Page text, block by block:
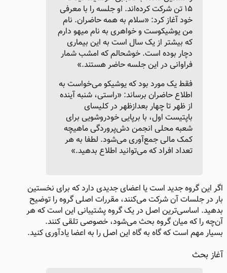
۱۵ تن شرکت کرده‌اند. او جلسه را با معرفی
خود آغاز کرد: «سلام به همه حاضران. نام
من یوشیکوست و خواهری به نام میهو دارم
که بیشتر از یک سال است به این بیماری
دچار بوده است. خوشحالم که امشب شمار
فراوانی در این جلسه حاضر هستند.»
فقط یک مورد بود که یوشیکو می‌خواست به
اطلاع حاضران برساند: «راستی، شنبه آینده
از ظهر تا چهار بعدازظهر در کلیسای
باپتیست اول، با برپایی خودروشویی برای
شعبه محلی انجمن دش‌پروردگی ماهیچه
کمک مالی جمع‌آوری می‌شود. لطفا به هر
تعداد افراد که می‌توانید اطلاع بدهید.»
اگر این گروه جدید است یا اعضای جدیدی دارد که برای نخستین
بار در جلسات آن شرکت می‌کنند، مقررات اصلی گروه را توضیح
بدهید. اساسی‌ترین اصل در یک گروه پشتیبانی این است که هر
آن‌چه را که میان گروه بحث می‌شود،‌ خصوصی تلقی کنند.
بسیار مهم است که گاه به گاه این اصل را به اعضا یادآوری کنید.
آغاز بحث